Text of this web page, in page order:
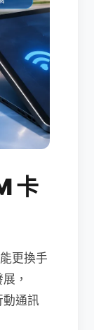
卡
更換手
，
通訊